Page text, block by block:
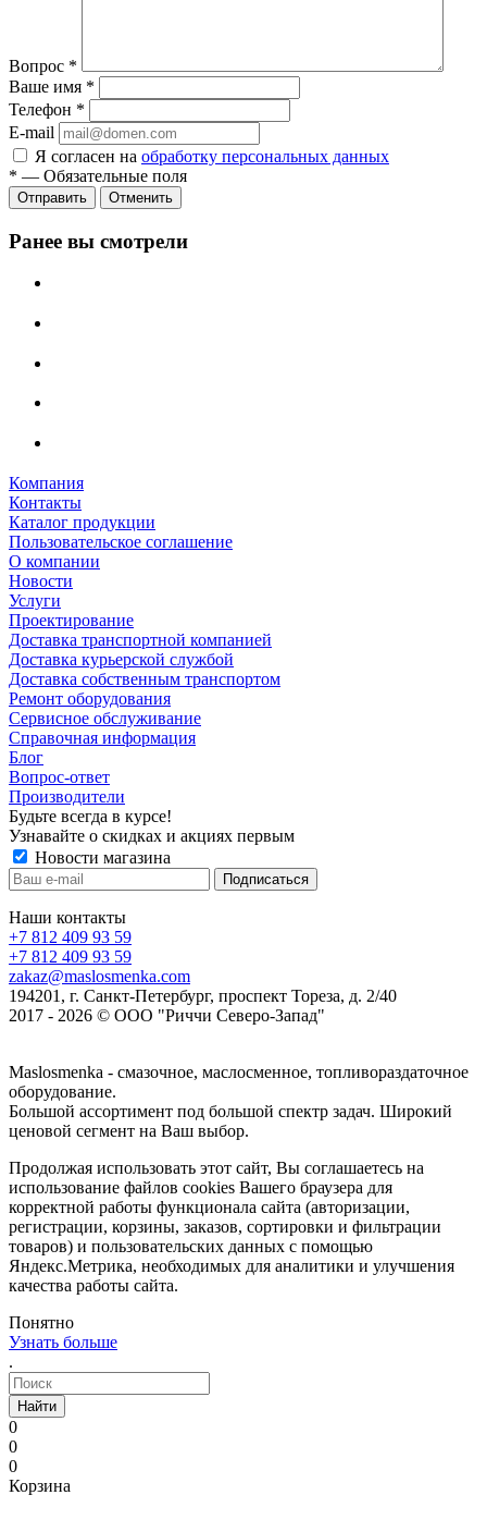
Вопрос *
Ваше имя *
Телефон *
E-mail
Я согласен на обработку персональных данных
* — Обязательные поля
Отменить
Ранее вы смотрели
Компания
Контакты
Каталог продукции
Пользовательское соглашение
О компании
Новости
Услуги
Проектирование
Доставка транспортной компанией
Доставка курьерской службой
Доставка собственным транспортом
Ремонт оборудования
Сервисное обслуживание
Справочная информация
Блог
Вопрос-ответ
Производители
Будьте всегда в курсе!
Узнавайте о скидках и акциях первым
Новости магазина
Наши контакты
+7 812 409 93 59
+7 812 409 93 59
zakaz@maslosmenka.com
194201, г. Санкт-Петербург, проспект Тореза, д. 2/40
2017 - 2026 © ООО "Риччи Северо-Запад"
Maslosmenka - смазочное, маслосменное, топливораздаточное
оборудование.
Большой ассортимент под большой спектр задач. Широкий
ценовой сегмент на Ваш выбор.
Продолжая использовать этот сайт, Вы соглашаетесь на
использование файлов cookies Вашего браузера для
корректной работы функционала сайта (авторизации,
регистрации, корзины, заказов, сортировки и фильтрации
товаров) и пользовательских данных с помощью
Яндекс.Метрика, необходимых для аналитики и улучшения
качества работы сайта.
Понятно
Узнать больше
.
Найти
0
0
0
Корзина